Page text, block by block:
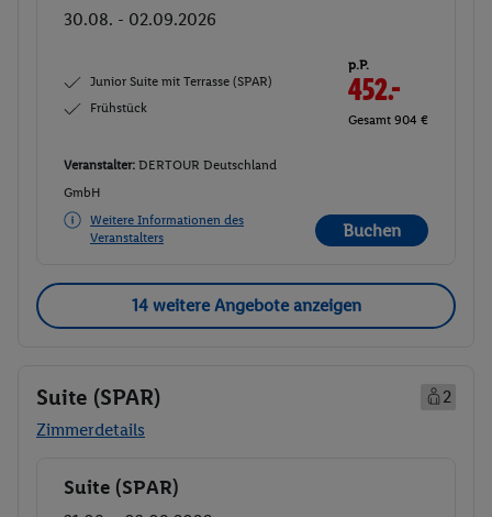
30.08. - 02.09.2026
Junior Suite mit Terrasse (SPAR)
Frühstück
p.P.
452.-
Gesamt 904 €
Veranstalter: DERTOUR Deutschland
GmbH
Weitere Informationen des
Veranstalters
Buchen
14 weitere Angebote anzeigen
Suite (SPAR)
2
Zimmerdetails
Buchen
Suite (SPAR)